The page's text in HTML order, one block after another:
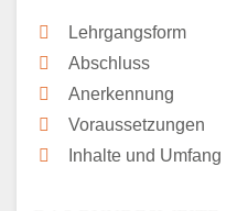
Lehrgangsform
Abschluss
Anerkennung
Voraussetzungen
Inhalte und Umfang